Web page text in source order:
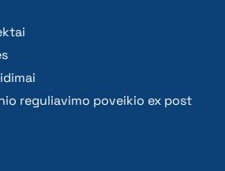
reguliavimo poveikio ex post